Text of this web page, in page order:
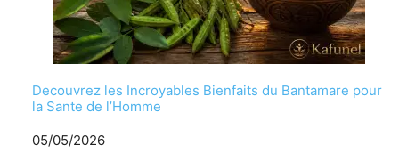
Decouvrez les Incroyables Bienfaits du Bantamare pour
la Sante de l’Homme
Date
05/05/2026